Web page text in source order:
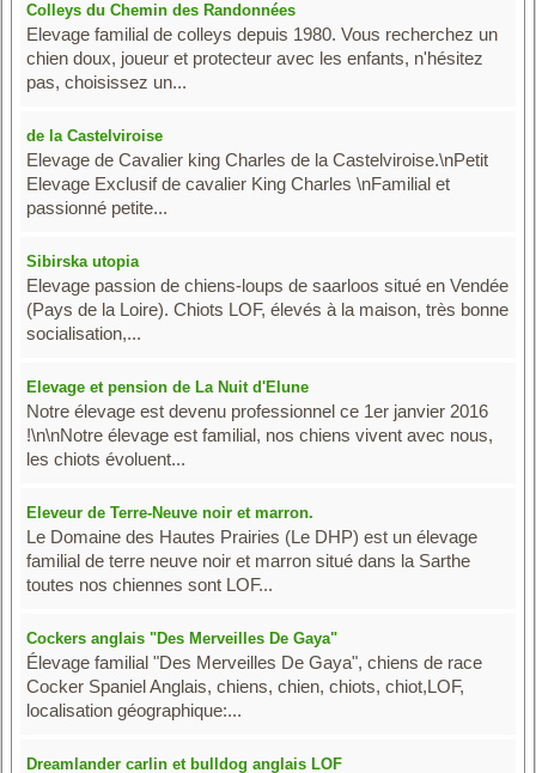
Colleys du Chemin des Randonnées
Elevage familial de colleys depuis 1980. Vous recherchez un
chien doux, joueur et protecteur avec les enfants, n'hésitez
pas, choisissez un...
de la Castelviroise
Elevage de Cavalier king Charles de la Castelviroise.\nPetit
Elevage Exclusif de cavalier King Charles \nFamilial et
passionné petite...
Sibirska utopia
Elevage passion de chiens-loups de saarloos situé en Vendée
(Pays de la Loire). Chiots LOF, élevés à la maison, très bonne
socialisation,...
Elevage et pension de La Nuit d'Elune
Notre élevage est devenu professionnel ce 1er janvier 2016
!\n\nNotre élevage est familial, nos chiens vivent avec nous,
les chiots évoluent...
Eleveur de Terre-Neuve noir et marron.
Le Domaine des Hautes Prairies (Le DHP) est un élevage
familial de terre neuve noir et marron situé dans la Sarthe
toutes nos chiennes sont LOF...
Cockers anglais "Des Merveilles De Gaya"
Élevage familial "Des Merveilles De Gaya", chiens de race
Cocker Spaniel Anglais, chiens, chien, chiots, chiot,LOF,
localisation géographique:...
Dreamlander carlin et bulldog anglais LOF